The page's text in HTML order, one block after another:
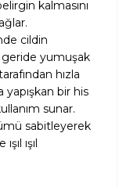
kalmasını
cildin
geride yumuşak
hızla
yapışkan bir his
sunar.
sabitleyerek
ışıl